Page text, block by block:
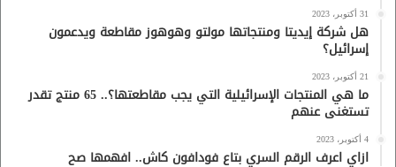
31 أكتوبر، 2023
هل شركة إيديتا ومنتجاتها مولتو وهوهوز مقاطعة ويدعمون
إسرائيل؟
21 أكتوبر، 2023
ما هي المنتجات الإسرائيلية التي يجب مقاطعتها؟.. 65 منتج تقدر
تستغنى عنهم
4 أكتوبر، 2023
ازاي اعرف الرقم السري بتاع فودافون كاش.. افهمها صح